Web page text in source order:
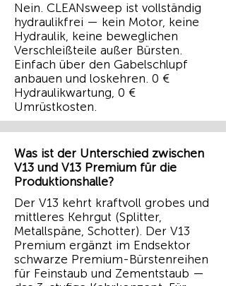
Nein. CLEANsweep ist vollständig
hydraulikfrei — kein Motor, keine
Hydraulik, keine beweglichen
Verschleißteile außer Bürsten.
Einfach über den Gabelschlupf
anbauen und loskehren. 0 €
Hydraulikwartung, 0 €
Umrüstkosten.
Was ist der Unterschied zwischen
V13 und V13 Premium für die
Produktionshalle?
Der V13 kehrt kraftvoll grobes und
mittleres Kehrgut (Splitter,
Metallspäne, Schotter). Der V13
Premium ergänzt im Endsektor
schwarze Premium-Bürstenreihen
für Feinstaub und Zementstaub —